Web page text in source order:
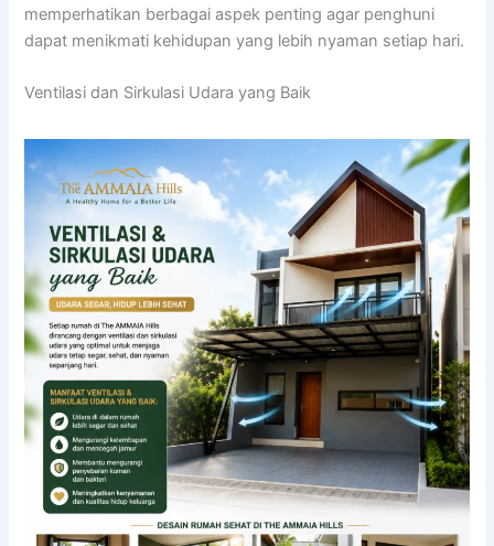
memperhatikan berbagai aspek penting agar penghuni
dapat menikmati kehidupan yang lebih nyaman setiap hari.
Ventilasi dan Sirkulasi Udara yang Baik